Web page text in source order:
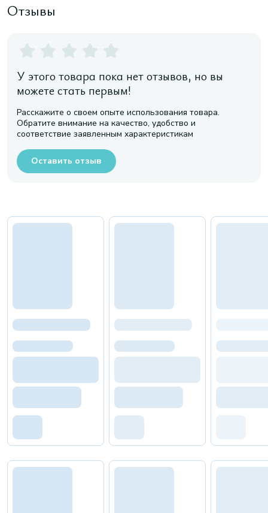
Отзывы
У этого товара пока нет отзывов, но вы
можете стать первым!
Расскажите о своем опыте использования товара.
Обратите внимание на качество, удобство и
соответствие заявленным характеристикам
Оставить отзыв